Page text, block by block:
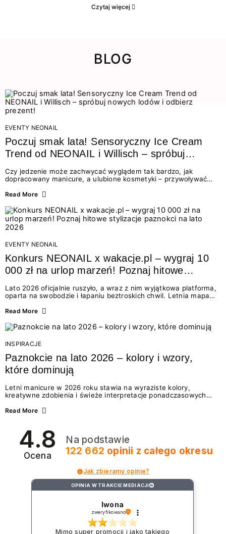
Czytaj więcej
BLOG
EVENTY NEONAIL
Poczuj smak lata! Sensoryczny Ice Cream
Trend od NEONAIL i Willisch – spróbuj
nowych lodów i odbierz prezent!
Czy jedzenie może zachwycać wyglądem tak bardzo, jak
dopracowany manicure, a ulubione kosmetyki – przywoływać
świata beauty i oszałamiających deserów to coś więcej niż
zmysłami: przez soczysty kolor, aksamitną teksturę,
orzeźwiający zapach i słodki akcent na podniebieniu. Tego lata
NEONAIL łączy siły z marką Willisch, tworząc unikalny projekt
na styku jedzenia i piękna....
Read More
EVENTY NEONAIL
Konkurs NEONAIL x wakacje.pl – wygraj 10
000 zł na urlop marzeń! Poznaj hitowe
Lato 2026 oficjalnie ruszyło, a wraz z nim wyjątkowa platforma,
oparta na swobodzie i łapaniu beztroskich chwil. Letnia mapa
doświadczenia wakacji – od spontanicznych wyjazdów, przez
Motywem przewodnim jest eksplorowanie i kolekcjonowanie
letnich momentów. Z tej okazji przygotowaliśmy coś absolutnie
wyjątkowego: wielki konkurs z wakacje.pl oraz dawkę
najgorętszych trendów w...
Read More
INSPIRACJE
Paznokcie na lato 2026 – kolory i wzory,
które dominują
Letni manicure w 2026 roku stawia na wyraziste kolory,
kreatywne zdobienia i świeże interpretacje ponadczasowych
zarówno energetycznych odcieni inspirowanych wakacjami, jak
2026? Znajdź inspirację dla swojego manicure!
Read More
4.8
Ocena
Na podstawie
122 662 opinii z całego okresu
Jak zbieramy opinie?
OPINIA W TRAKCIE MEDIACJI ?
Iwona
zweryfikowano
Mimo super promocji i jako takiego